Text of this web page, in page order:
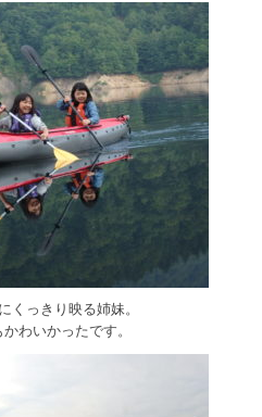
くっきり映る姉妹。
わいかったです。